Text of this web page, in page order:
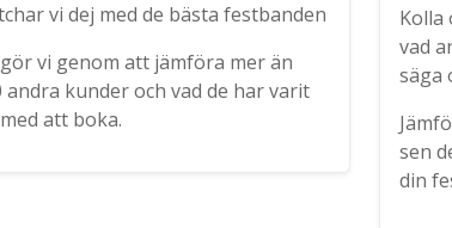
vi dej med de bästa festbanden
vi genom att jämföra mer än
andra kunder och vad de har varit
att boka.
Kolla
vad
säga
sen
din